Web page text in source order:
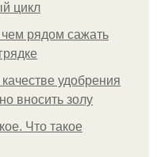
цикл
рядом сажать
удобрения
вносить золу
Что такое